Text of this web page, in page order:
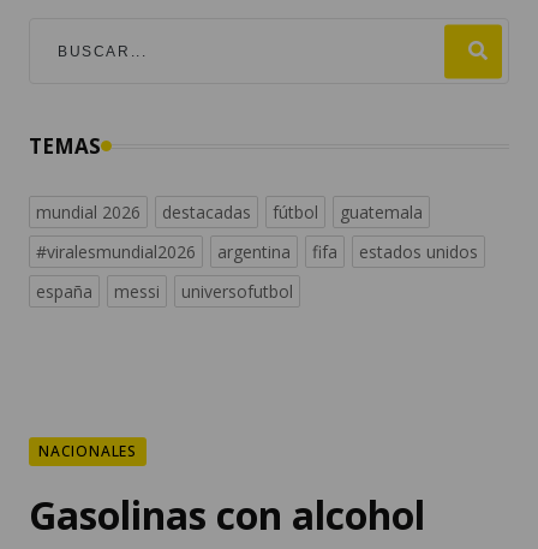
TEMAS
mundial 2026 destacadas fútbol
guatemala
#viralesmundial2026
argentina fifa
estados unidos
españa
messi universofutbol
NACIONALES
Gasolinas con alcohol